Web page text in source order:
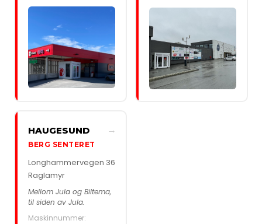
→
HAUGESUND
BERG SENTERET
Longhammervegen 36
Raglamyr
Mellom Jula og Biltema,
til siden av Jula.
Maskinnummer: